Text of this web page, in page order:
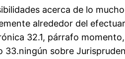
acerca de lo
alrededor del
32.1, párrafo
33.ningún sobre